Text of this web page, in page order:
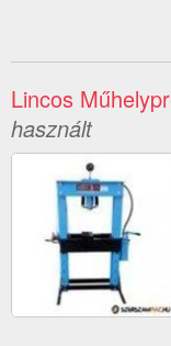
Lincos
használt